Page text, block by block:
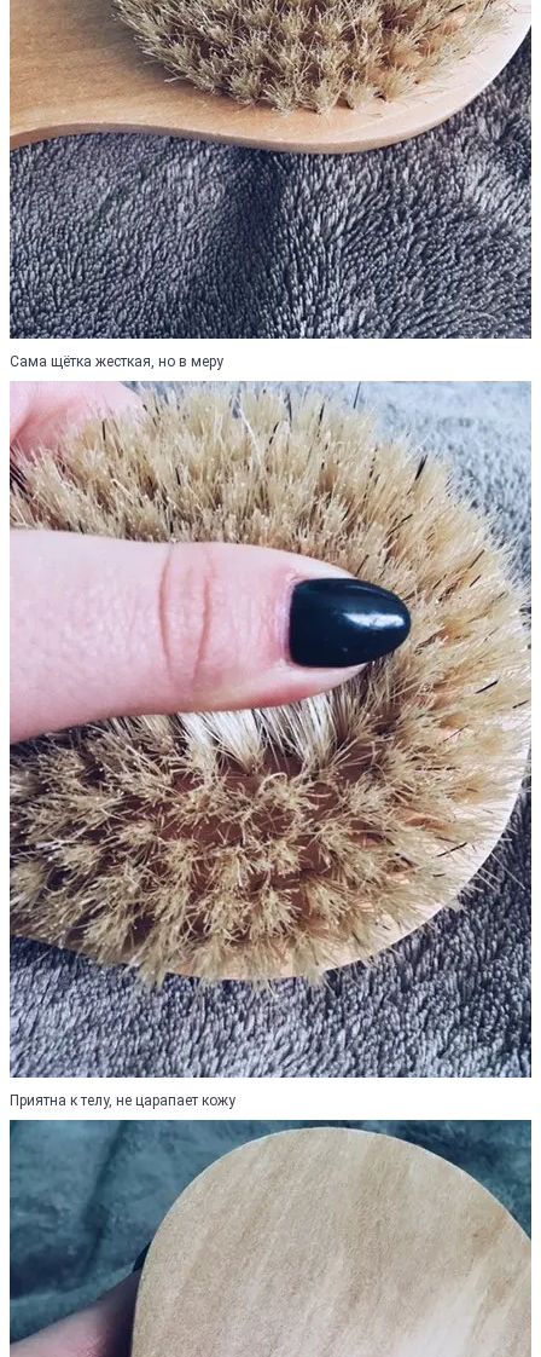
Сама щётка жесткая, но в меру
Приятна к телу, не царапает кожу